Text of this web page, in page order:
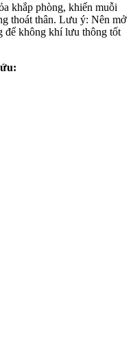
khắp phòng, khiến muỗi
thoát thân. Lưu ý: Nên mở
để không khí lưu thông tốt